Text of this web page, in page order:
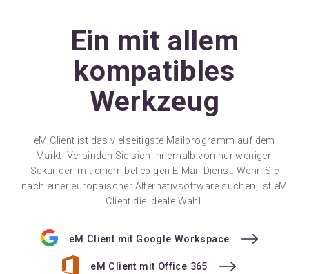
Ein mit allem
kompatibles
Werkzeug
eM Client ist das vielseitigste Mailprogramm auf dem
Markt. Verbinden Sie sich innerhalb von nur wenigen
Sekunden mit einem beliebigen E-Mail-Dienst. Wenn Sie
nach einer europäischer Alternativsoftware suchen, ist eM
Client die ideale Wahl.
eM Client mit Google Workspace
eM Client mit Office 365